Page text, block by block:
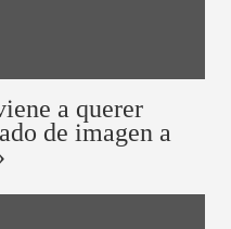
a querer
de imagen a